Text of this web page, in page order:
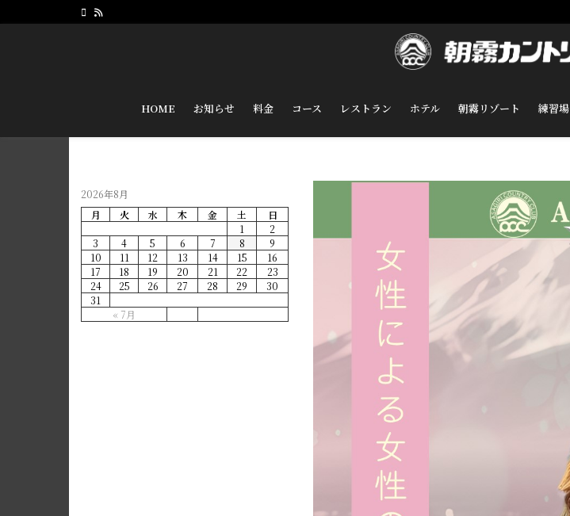
HOME お知らせ 料金 コース レストラン ホテル 朝霧リゾート 練習場
2026年8月
月
火 水 木 金 土 日
« 7月
1
2
3
4 5 6 7 8
9
10
11 12 13 14 15
16
17
18 19 20 21 22
23
24
25 26 27 28 29
30
31